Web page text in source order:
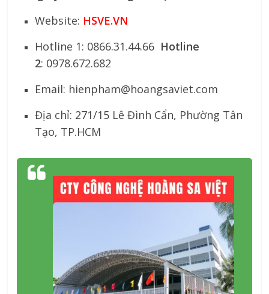
Website: HSVE.VN
Hotline 1: 0866.31.44.66 Hotline
2: 0978.672.682
Email: hienpham@hoangsaviet.com
Địa chỉ: 271/15 Lê Đình Cẩn, Phường Tân
Tạo, TP.HCM